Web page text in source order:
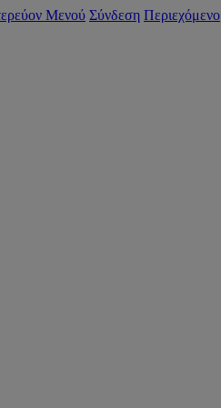
Μενού Σύνδεση Περιεχόμενο